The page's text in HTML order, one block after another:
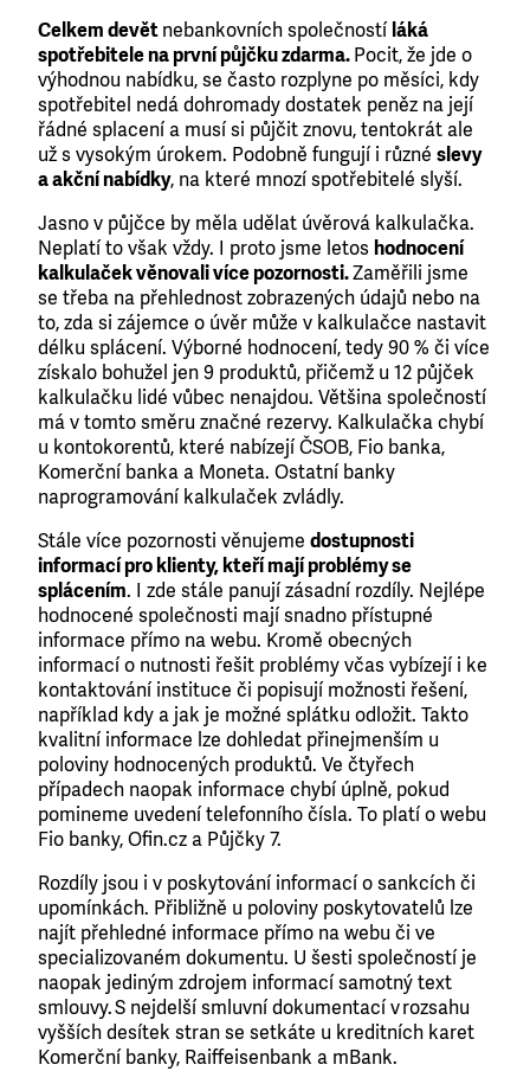
Celkem devětnebankovních společností áká
spotřebitele na první půjčku zdarma.Pocit, že jde o
výhodnou nabídku, se často rozplyne po měsíci, kdy
spotřebitel nedá dohromady dostatek peněz na její
řádné splacení a musí si půjčit znovu, tentokrát ale
už s vysokým úrokem. Podobně fungují i různé slevy
a akční nabídky, na které mnozí spotřebitelé slyší.
Jasno v půjčce by měla udělat úvěrová kalkulačka.
Neplatí to však vždy. I proto jsme letos hodnocení
kalkulaček věnovali více pozornosti.Zaměřili jsme
se třeba na přehlednost zobrazených údajů nebo na
to, zda si zájemce o úvěr může v kalkulačce nastavit
délku splácení. Výborné hodnocení, tedy 90 % či více
získalo bohužel jen 9 produktů, přičemž u 12 půjček
kalkulačku lidé vůbec nenajdou. Většina společností
má v tomto směru značné rezervy. Kalkulačka chybí
u kontokorentů, které nabízejí ČSOB, Fio banka,
Komerční banka a Moneta. Ostatní banky
naprogramování kalkulaček zvládly.
Stále více pozornosti věnujeme dostupnosti
informací pro klienty, kteří mají problémy se
splácením. I zde stále panují zásadní rozdíly. Nejlépe
hodnocené společnosti mají snadno přístupné
informace přímo na webu. Kromě obecných
informací o nutnosti řešit problémy včas vybízejí i ke
kontaktování instituce či popisují možnosti řešení,
například kdy a jak je možné splátku odložit. Takto
kvalitní informace lze dohledat přinejmenším u
poloviny hodnocených produktů. Ve čtyřech
případech naopak informace chybí úplně, pokud
pomineme uvedení telefonního čísla. To platí o webu
Fio banky, Ofin.cz a Půjčky 7.
Rozdíly jsou i v poskytování informací o sankcích či
upomínkách. Přibližně u poloviny poskytovatelů lze
najít přehledné informace přímo na webu či ve
specializovaném dokumentu. U šesti společností je
naopak jediným zdrojem informací samotný text
smlouvy. S nejdelší smluvní dokumentací v rozsahu
vyšších desítek stran se setkáte u kreditních karet
Komerční banky, Raiffeisenbank a mBank.